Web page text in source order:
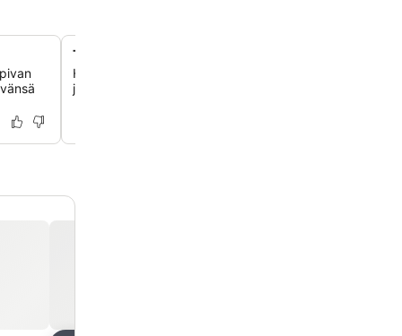
Täysin varusteltu keittiö ja sauna
Huoneistoissa on täysin varusteltu keittiö, pesukone,
ja sauna mukavaa ja kätevää oleskelua varten.